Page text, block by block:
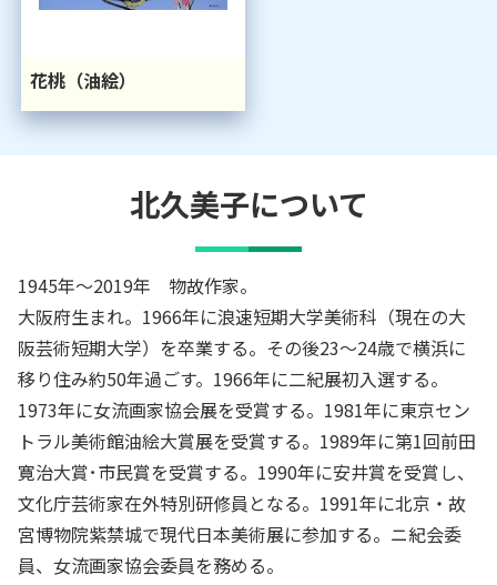
花桃（油絵）
北久美子について
1945年～2019年 物故作家。
大阪府生まれ。1966年に浪速短期大学美術科（現在の大
阪芸術短期大学）を卒業する。その後23～24歳で横浜に
移り住み約50年過ごす。1966年に二紀展初入選する。
1973年に女流画家協会展を受賞する。1981年に東京セン
トラル美術館油絵大賞展を受賞する。1989年に第1回前田
寛治大賞･市民賞を受賞する。1990年に安井賞を受賞し、
文化庁芸術家在外特別研修員となる。1991年に北京・故
宮博物院紫禁城で現代日本美術展に参加する。ニ紀会委
員、女流画家協会委員を務める。